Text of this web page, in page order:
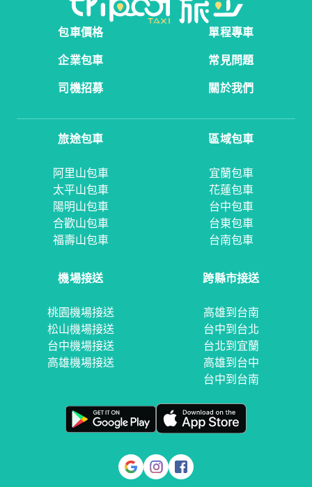
包車價格
單程專車
企業包車
常見問題
司機招募
關於我們
旅途包車
阿里山包車
太平山包車
陽明山包車
合歡山包車
福壽山包車
區域包車
宜蘭包車
花蓮包車
台中包車
台東包車
台南包車
機場接送
桃園機場接送
松山機場接送
台中機場接送
高雄機場接送
跨縣市接送
高雄到台南
台中到台北
台北到宜蘭
高雄到台中
台中到台南